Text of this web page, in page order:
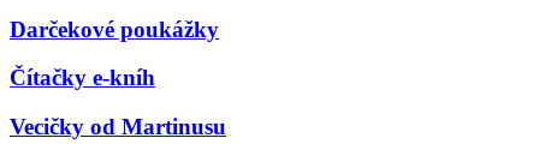
Darčekové poukážky
Čítačky e-kníh
Vecičky od Martinusu